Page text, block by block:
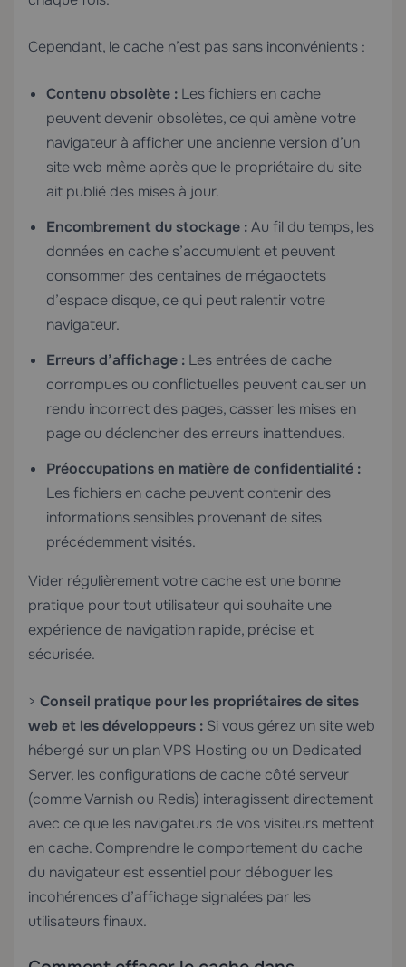
Cependant, le cache n’est pas sans inconvénients :
Contenu obsolète : Les fichiers en cache
peuvent devenir obsolètes, ce qui amène votre
navigateur à afficher une ancienne version d’un
site web même après que le propriétaire du site
ait publié des mises à jour.
Encombrement du stockage :Au fil du temps, les
données en cache s’accumulent et peuvent
consommer des centaines de mégaoctets
d’espace disque, ce qui peut ralentir votre
navigateur.
Erreurs d’affichage : Les entrées de cache
corrompues ou conflictuelles peuvent causer un
rendu incorrect des pages, casser les mises en
page ou déclencher des erreurs inattendues.
Préoccupations en matière de confidentialité :
Les fichiers en cache peuvent contenir des
informations sensibles provenant de sites
précédemment visités.
Vider régulièrement votre cache est une bonne
pratique pour tout utilisateur qui souhaite une
expérience de navigation rapide, précise et
sécurisée.
> Conseil pratique pour les propriétaires de sites
web et les développeurs : Si vous gérez un site web
hébergé sur un planVPS Hosting ou un Dedicated
Server, les configurations de cache côté serveur
(comme Varnish ou Redis) interagissent directement
avec ce que les navigateurs de vos visiteurs mettent
en cache. Comprendre le comportement du cache
du navigateur est essentiel pour déboguer les
incohérences d’affichage signalées par les
utilisateurs finaux.